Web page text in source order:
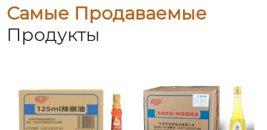
Самые Продаваемые
Продукты